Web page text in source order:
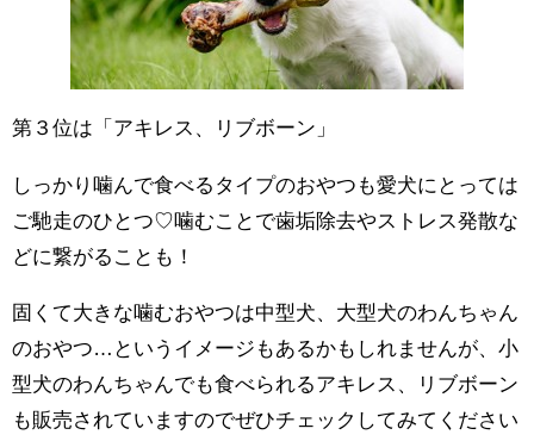
第３位は「アキレス、リブボーン」
しっかり噛んで食べるタイプのおやつも愛犬にとっては
ご馳走のひとつ♡噛むことで歯垢除去やストレス発散な
どに繋がることも！
固くて大きな噛むおやつは中型犬、大型犬のわんちゃん
のおやつ…というイメージもあるかもしれませんが、小
型犬のわんちゃんでも食べられるアキレス、リブボーン
も販売されていますのでぜひチェックしてみてください